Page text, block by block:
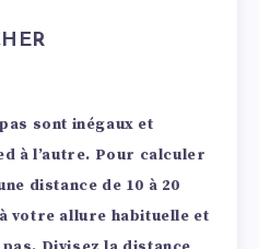
sont inégaux et
à l’autre. Pour calculer
distance de 10 à 20
votre allure habituelle et